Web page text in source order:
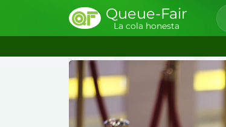
Queue-Fair
La cola honesta